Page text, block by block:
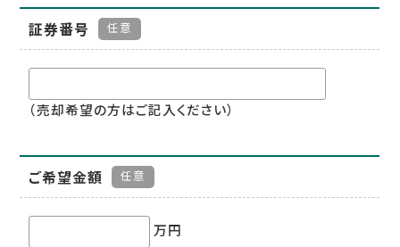
証券番号 任意
（売却希望の方はご記入ください）
ご希望金額 任意
万円